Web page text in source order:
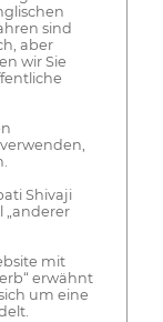
sind
aber
wir Sie
Shivaji
„anderer
mit
erwähnt
um eine